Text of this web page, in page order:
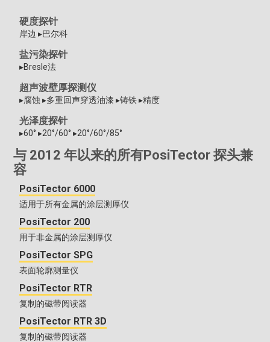
硬度探针
岸边 ▸巴尔科
盐污染探针
▸Bresle法
超声波壁厚探测仪
▸腐蚀 ▸多重回声穿透油漆 ▸铸铁 ▸精度
光泽度探针
▸60° ▸20°/60° ▸20°/60°/85°
与 2012 年以来的所有PosiTector 探头兼
容
PosiTector 6000
适用于所有金属的涂层测厚仪
PosiTector 200
用于非金属的涂层测厚仪
PosiTector SPG
表面轮廓测量仪
PosiTector RTR
复制的磁带阅读器
PosiTector RTR 3D
复制的磁带阅读器